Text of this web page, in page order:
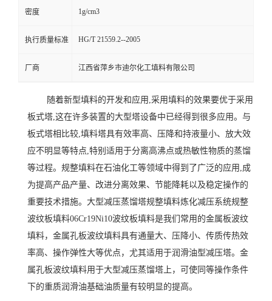
密度 1g/cm3
执行质量标准 HG/T 21559.2--2005
厂商 江西省萍乡市迪尔化工填料有限公司
随着新型填料的开发和应用,采用填料的效果要优于采用
板式塔,这在许多装置的大型塔设备中已经得到很多应用。与
板式塔相比较,填料塔具有效率高、压降和持液量小、放大效
应不明显等特点,特别适用于分离高沸点或热敏性物质的蒸馏
等过程。规整填料在石油化工等领域中得到了广泛的应用,成
为提高产品产量、改进分离效果、节能降耗以及稳定操作的
重要技术措施。大型减压蒸馏塔规整填料炼化减压系统规整
波纹板填料06Cr19Ni10波纹板填料是我们常用的金属板波纹
填料，金属孔板波纹填料具有通量大、压降小、传质传热效
率高、操作弹性大等优点，尤其适用于润滑油型减压塔。金
属孔板波纹填料用于大型减压蒸馏塔上，可使同等操作条件
下的重质润滑油基础油质量有较明显的提高。